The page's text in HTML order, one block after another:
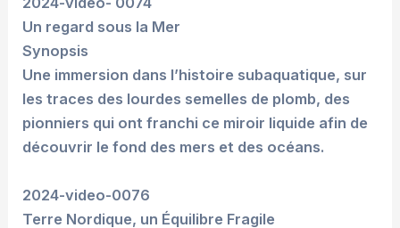
Un regard sous la Mer
Synopsis
Une immersion dans l’histoire subaquatique, sur
les traces des lourdes semelles de plomb, des
pionniers qui ont franchi ce miroir liquide afin de
découvrir le fond des mers et des océans.
2024-video-0076
Terre Nordique, un Équilibre Fragile